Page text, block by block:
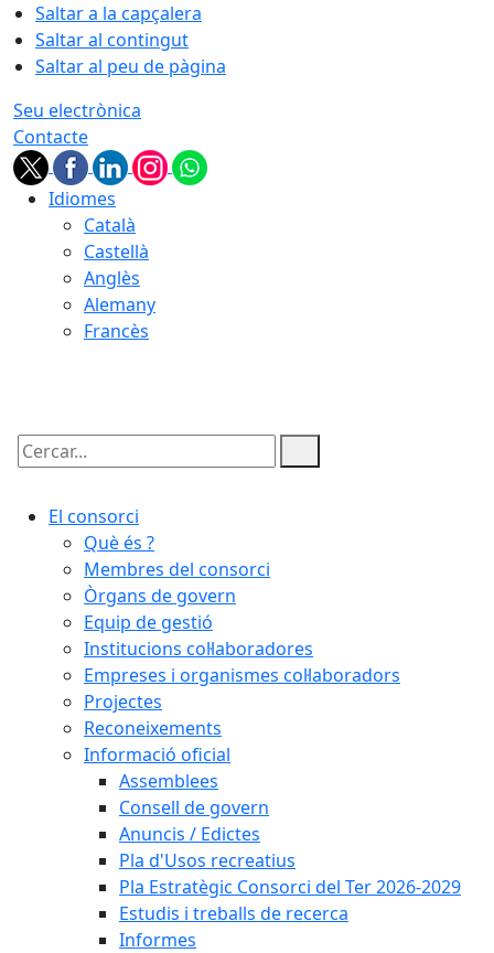
Saltar a la capçalera
Saltar al contingut
Saltar al peu de pàgina
Seu electrònica
Contacte
Idiomes
Català
Castellà
Anglès
Alemany
Francès
Cercar:
El consorci
Què és ?
Membres del consorci
Òrgans de govern
Equip de gestió
Institucions col·laboradores
Empreses i organismes col·laboradors
Projectes
Reconeixements
Informació oficial
Assemblees
Consell de govern
Anuncis / Edictes
Pla d'Usos recreatius
Pla Estratègic Consorci del Ter 2026-2029
Estudis i treballs de recerca
Informes